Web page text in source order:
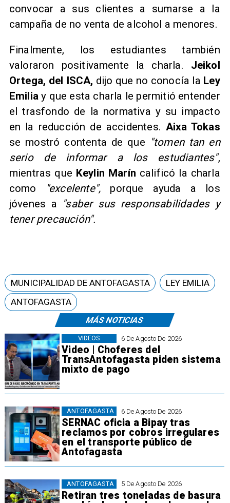
convocar a sus clientes a sumarse a la
campaña de no venta de alcohol a menores.
Finalmente, los estudiantes también
valoraron positivamente la charla. Jeikol
Ortega, del ISCA, dijo que no conocía la Ley
Emilia y que esta charla le permitió entender
el trasfondo de la normativa y su impacto
en la reducción de accidentes.Aixa Tokas
se mostró contenta de que "tomen tan en
serio de informar a los estudiantes",
mientras que Keylin Marín calificó la charla
como
"excelente", porque ayuda a los
jóvenes a
"saber sus responsabilidades y
tener precaución".
MÁS NOTICIAS
6 De Agosto De 2026
Video | Choferes del
TransAntofagasta piden sistema
mixto de pago
VIDEOS
6 De Agosto De 2026
SERNAC oficia a Bipay tras
reclamos por cobros irregulares
en el transporte público de
Antofagasta
ANTOFAGASTA
5 De Agosto De 2026
Retiran tres toneladas de basura
ANTOFAGASTA
MUNICIPALIDAD DE ANTOFAGASTA
LEY EMILIA
ANTOFAGASTA